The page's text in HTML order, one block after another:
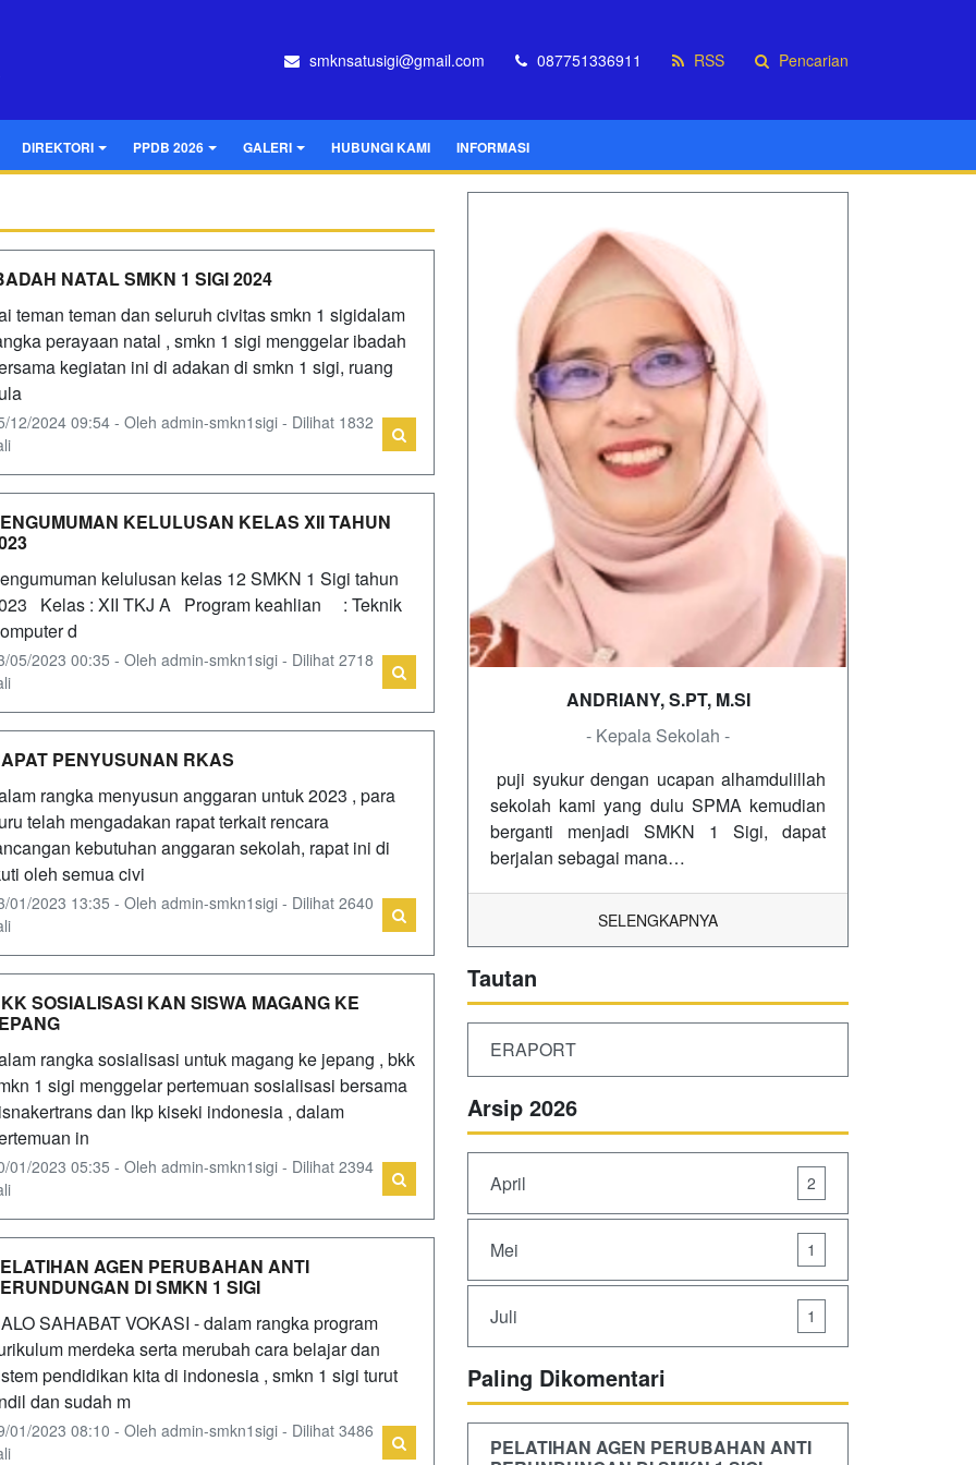
smknsatusigi@gmail.com 087751336911 RSS Pencarian
DIREKTORI PPDB 2026 GALERI HUBUNGI KAMI INFORMASI
NATAL SMKN 1 SIGI 2024
teman teman dan seluruh civitas smkn 1 sigidalam
perayaan natal , smkn 1 sigi menggelar ibadah
kegiatan ini di adakan di smkn 1 sigi, ruang
12/2024 09:54 - Oleh admin-smkn1sigi - Dilihat 1832
KELULUSAN KELAS XII TAHUN
kelulusan kelas 12 SMKN 1 Sigi tahun
Kelas : XII TKJ A Program keahlian : Teknik
d
05/2023 00:35 - Oleh admin-smkn1sigi - Dilihat 2718
PENYUSUNAN RKAS
rangka menyusun anggaran untuk 2023 , para
telah mengadakan rapat terkait rencara
kebutuhan anggaran sekolah, rapat ini di
oleh semua civi
01/2023 13:35 - Oleh admin-smkn1sigi - Dilihat 2640
SOSIALISASI KAN SISWA MAGANG KE
rangka sosialisasi untuk magang ke jepang , bkk
1 sigi menggelar pertemuan sosialisasi bersama
dan lkp kiseki indonesia , dalam
in
01/2023 05:35 - Oleh admin-smkn1sigi - Dilihat 2394
AGEN PERUBAHAN ANTI
DI SMKN 1 SIGI
SAHABAT VOKASI - dalam rangka program
merdeka serta merubah cara belajar dan
pendidikan kita di indonesia , smkn 1 sigi turut
dan sudah m
01/2023 08:10 - Oleh admin-smkn1sigi - Dilihat 3486
ANDRIANY, S.PT, M.SI
- Kepala Sekolah -
puji syukur dengan ucapan alhamdulillah
sekolah kami yang dulu SPMA kemudian
berganti menjadi SMKN 1 Sigi, dapat
berjalan sebagai mana…
SELENGKAPNYA
Tautan
ERAPORT
Arsip 2026
April 2
Mei 1
Juli 1
Paling Dikomentari
PELATIHAN AGEN PERUBAHAN ANTI